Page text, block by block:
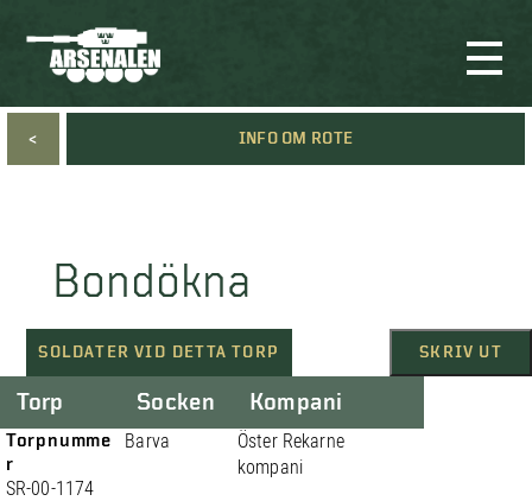
< INFO OM ROTE
Bondökna
SOLDATER VID DETTA TORP SKRIV UT
Torp
Torpnumme
r
SR-00-1174
Socken
Barva
Kompani
Öster Rekarne
kompani